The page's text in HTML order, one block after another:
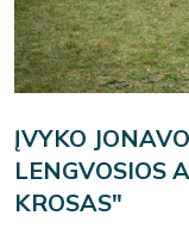
ĮVYKO
LENGVOSIOS
KROSAS"